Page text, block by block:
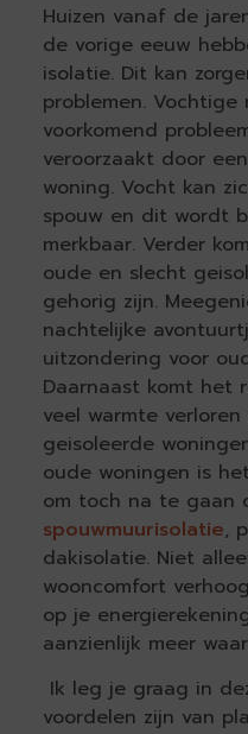
Huizen vanaf de
de vorige eeuw
isolatie. Dit kan
problemen. Vochtige
voorkomend
veroorzaakt door
woning. Vocht kan
spouw en dit wordt
merkbaar. Verder
oude en slecht
gehorig zijn.
nachtelijke
uitzondering voor
Daarnaast komt het
veel warmte
geisoleerde
oude woningen is
om toch na te gaan
spouwmuurisolatie,
dakisolatie. Niet
wooncomfort
op je
aanzienlijk meer
Ik leg je graag in
voordelen zijn van